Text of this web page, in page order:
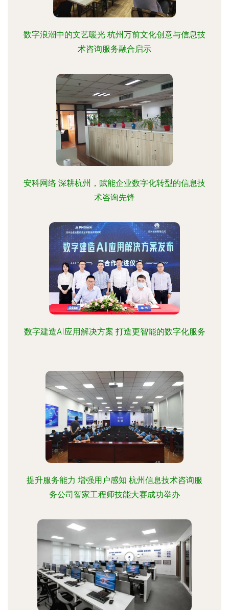
数字浪潮中的文艺暖光 杭州万前文化创意与信息技
术咨询服务融合启示
安科网络 深耕杭州，赋能企业数字化转型的信息技
术咨询先锋
数字建造AI应用解决方案 打造更智能的数字化服务
提升服务能力 增强用户感知 杭州信息技术咨询服
务公司智家工程师技能大赛成功举办